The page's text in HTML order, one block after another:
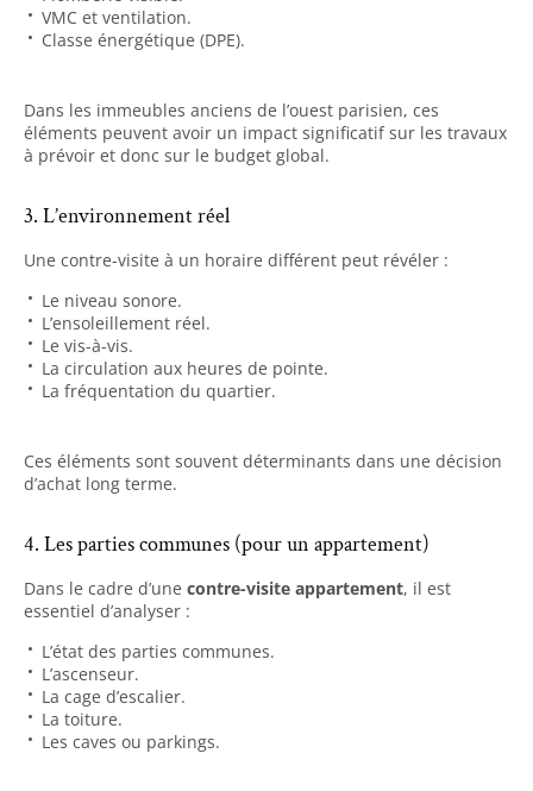
VMC et ventilation.
Classe énergétique (DPE).
Dans les immeubles anciens de l’ouest parisien, ces
éléments peuvent avoir un impact significatif sur les travaux
à prévoir et donc sur le budget global.
3. L’environnement réel
Une contre-visite à un horaire différent peut révéler :
Le niveau sonore.
L’ensoleillement réel.
Le vis-à-vis.
La circulation aux heures de pointe.
La fréquentation du quartier.
Ces éléments sont souvent déterminants dans une décision
d’achat long terme.
4. Les parties communes (pour un appartement)
Dans le cadre d’une contre-visite appartement, il est
essentiel d’analyser :
L’état des parties communes.
L’ascenseur.
La cage d’escalier.
La toiture.
Les caves ou parkings.